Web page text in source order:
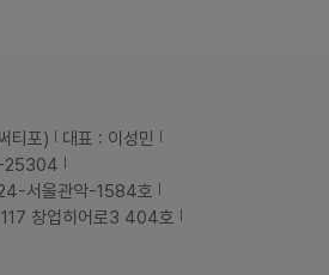
티포)
대표 : 이성민
25304
서울관악-1584호
창업히어로3 404호